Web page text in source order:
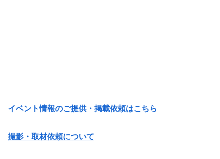
イベント情報のご提供・掲載依頼はこちら
撮影・取材依頼について